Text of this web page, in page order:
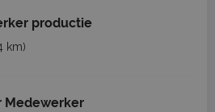
productie
km)
Medewerker